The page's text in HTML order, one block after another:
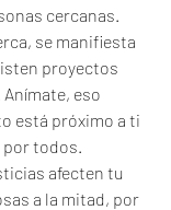
cercanas.
se manifiesta
proyectos
eso
está próximo a ti
por todos.
afecten tu
a la mitad, por